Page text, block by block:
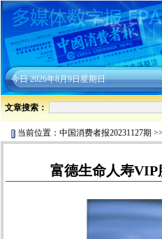
今日2026年8月9日星期日
文章搜索：
当前位置： 中国消费者报20231127期 >>
富德生命人寿VIP